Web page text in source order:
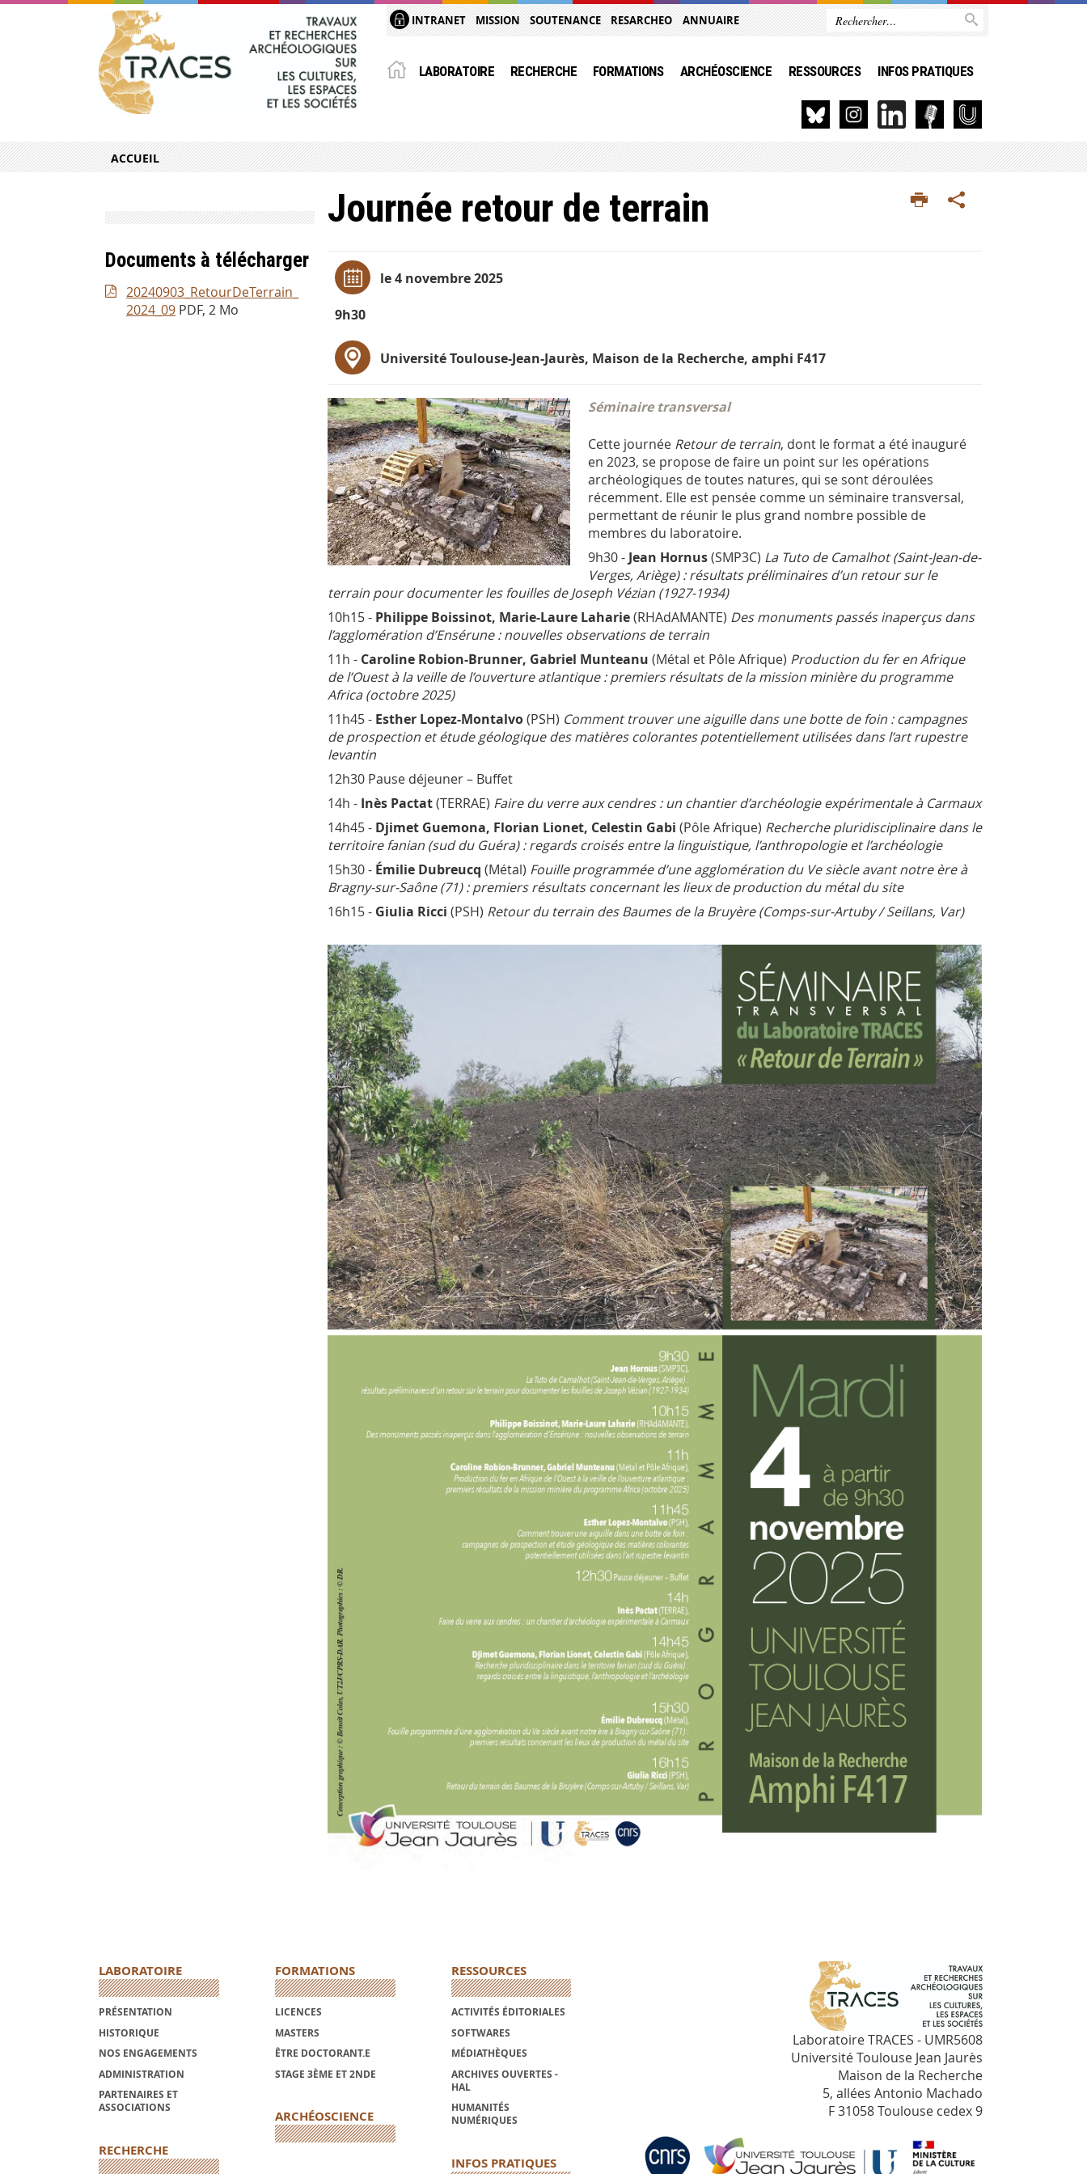
INTRANET MISSION SOUTENANCE RESARCHEO ANNUAIRE
LABORATOIRE RECHERCHE FORMATIONS ARCHÉOSCIENCE RESSOURCES INFOS PRATIQUES
ACCUEIL
Journée retour de terrain
le 4 novembre 2025
9h30
Université Toulouse-Jean-Jaurès, Maison de la Recherche, amphi F417
Séminaire transversal
Cette journée Retour de terrain, dont le format a été inauguré
en 2023, se propose de faire un point sur les opérations
archéologiques de toutes natures, qui se sont déroulées
récemment. Elle est pensée comme un séminaire transversal,
permettant de réunir le plus grand nombre possible de
membres du laboratoire.
9h30 - Jean Hornus(SMP3C) La Tuto de Camalhot (Saint-Jean-de-
Verges, Ariège) : résultats préliminaires d’un retour sur le
terrain pour documenter les fouilles de Joseph Vézian (1927-1934)
10h15 - Philippe Boissinot, Marie-Laure Laharie(RHAdAMANTE) Des monuments passés inaperçus dans
l’agglomération d’Ensérune : nouvelles observations de terrain
11h - Caroline Robion-Brunner, Gabriel Munteanu (Métal et Pôle Afrique) Production du fer en Afrique
de l’Ouest à la veille de l’ouverture atlantique : premiers résultats de la mission minière du programme
Africa (octobre 2025)
11h45 - Esther Lopez-Montalvo(PSH) Comment trouver une aiguille dans une botte de foin : campagnes
de prospection et étude géologique des matières colorantes potentiellement utilisées dans l’art rupestre
levantin
12h30 Pause déjeuner – Buffet
14h - Inès Pactat(TERRAE) Faire du verre aux cendres : un chantier d’archéologie expérimentale à Carmaux
14h45 - Djimet Guemona, Florian Lionet, Celestin Gabi (Pôle Afrique) Recherche pluridisciplinaire dans le
territoire fanian (sud du Guéra) : regards croisés entre la linguistique, l’anthropologie et l’archéologie
15h30 - Émilie Dubreucq (Métal) Fouille programmée d’une agglomération du Ve siècle avant notre ère à
Bragny-sur-Saône (71) : premiers résultats concernant les lieux de production du métal du site
16h15 - Giulia Ricci (PSH) Retour du terrain des Baumes de la Bruyère (Comps-sur-Artuby / Seillans, Var)
Documents à télécharger
20240903_RetourDeTerrain_
2024_09 PDF, 2 Mo
LABORATOIRE
PRÉSENTATION
HISTORIQUE
NOS ENGAGEMENTS
ADMINISTRATION
PARTENAIRES ET
ASSOCIATIONS
RECHERCHE
FORMATIONS
LICENCES
MASTERS
ÊTRE DOCTORANT.E
STAGE 3ÈME ET 2NDE
ARCHÉOSCIENCE
RESSOURCES
ACTIVITÉS ÉDITORIALES
SOFTWARES
MÉDIATHÈQUES
ARCHIVES OUVERTES -
HAL
HUMANITÉS
NUMÉRIQUES
INFOS PRATIQUES
Laboratoire TRACES - UMR5608
Université Toulouse Jean Jaurès
Maison de la Recherche
5, allées Antonio Machado
F 31058 Toulouse cedex 9